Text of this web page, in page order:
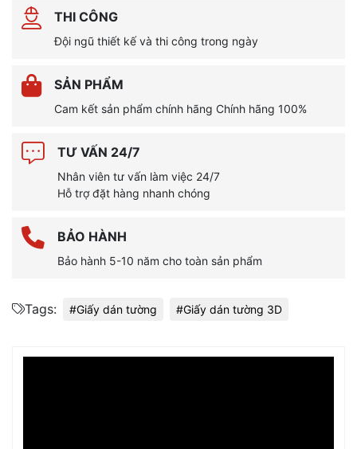
THI CÔNG
Đội ngũ thiết kế và thi công trong ngày
SẢN PHẨM
Cam kết sản phẩm chính hãng Chính hãng 100%
TƯ VẤN 24/7
Nhân viên tư vấn làm việc 24/7
Hỗ trợ đặt hàng nhanh chóng
BẢO HÀNH
Bảo hành 5-10 năm cho toàn sản phẩm
Tags: #Giấy dán tường #Giấy dán tường 3D